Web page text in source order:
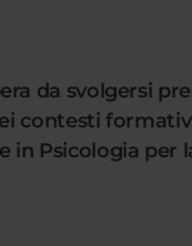
da svolgersi
contesti
Psicologia per